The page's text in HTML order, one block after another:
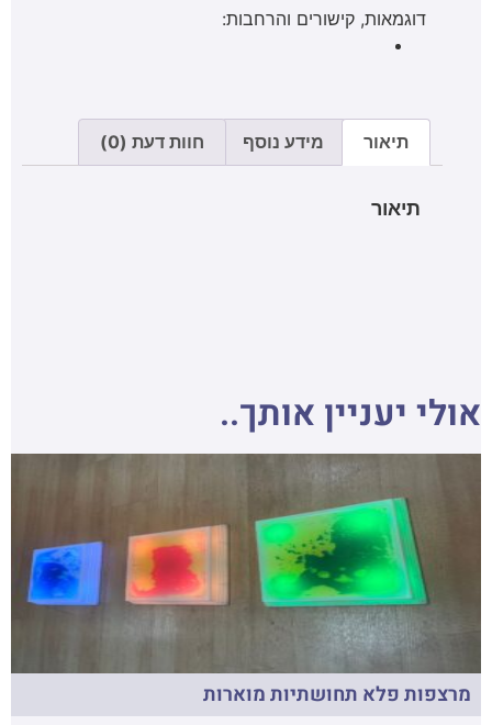
דוגמאות, קישורים והרחבות:
תיאור מידע נוסף חוות דעת (0)
תיאור
אולי יעניין אותך..
מרצפות פלא תחושתיות מוארות